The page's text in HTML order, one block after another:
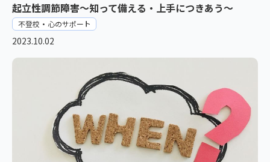
起立性調節障害～知って備える・上手につきあう～
不登校・心のサポート
2023.10.02